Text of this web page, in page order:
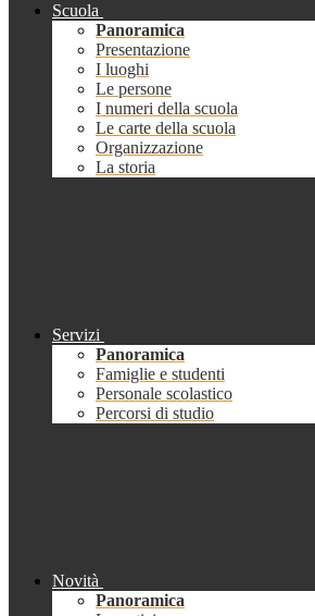
Scuola
Panoramica
Presentazione
I luoghi
Le persone
I numeri della scuola
Le carte della scuola
Organizzazione
La storia
Servizi
Panoramica
Famiglie e studenti
Personale scolastico
Percorsi di studio
Novità
Panoramica